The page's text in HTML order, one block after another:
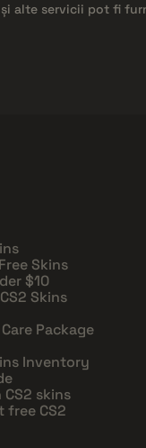
alte servicii pot fi
Skins
$10
Skins
Package
Inventory
skins
free CS2